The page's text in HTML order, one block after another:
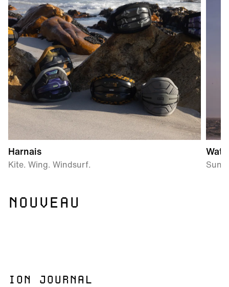
Harnais
Kite. Wing. Windsurf. Sun
NOUVEAU
ION JOURNAL